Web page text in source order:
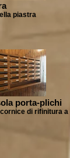
piastra
porta-plichi
di rifinitura a